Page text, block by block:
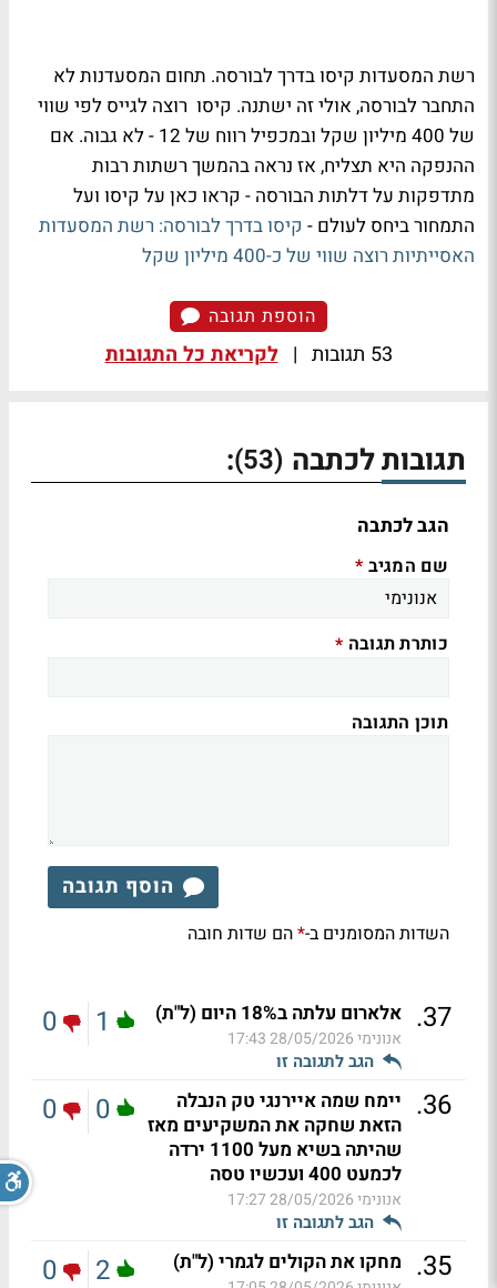
רשת המסעדות קיסו בדרך לבורסה. תחום המסעדנות לא
התחבר לבורסה, אולי זה ישתנה. קיסו רוצה לגייס לפי שווי
של 400 מיליון שקל ובמכפיל רווח של 12 - לא גבוה. אם
ההנפקה היא תצליח, אז נראה בהמשך רשתות רבות
מתדפקות על דלתות הבורסה - קראו כאן על קיסו ועל
התמחור ביחס לעולם - קיסו בדרך לבורסה: רשת המסעדות
האסייתיות רוצה שווי של כ-400 מיליון שקל
הוספת תגובה
53 תגובות | לקריאת כל התגובות
תגובות לכתבה (53)
:
הגב לכתבה
שם המגיב *
כותרת תגובה *
תוכן התגובה
הוסף תגובה
השדות המסומנים ב-*הם שדות חובה
37
. אלארום עלתה ב18% היום (ל"ת)
אנונימי28/05/2026 17:43
הגב לתגובה זו
1
0
36
. יימח שמה איירנגי טק הנבלה
הזאת שחקה את המשקיעים מאז
שהיתה בשיא מעל 1100 ירדה
לכמעט 400 ועכשיו טסה
אנונימי28/05/2026 17:27
הגב לתגובה זו
0
0
35
. מחקו את הקולים לגמרי (ל"ת) 2
0